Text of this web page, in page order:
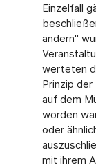
Einzelfall
ändern"
werteten
Prinzip
auf dem
worden
oder
mit ihrem